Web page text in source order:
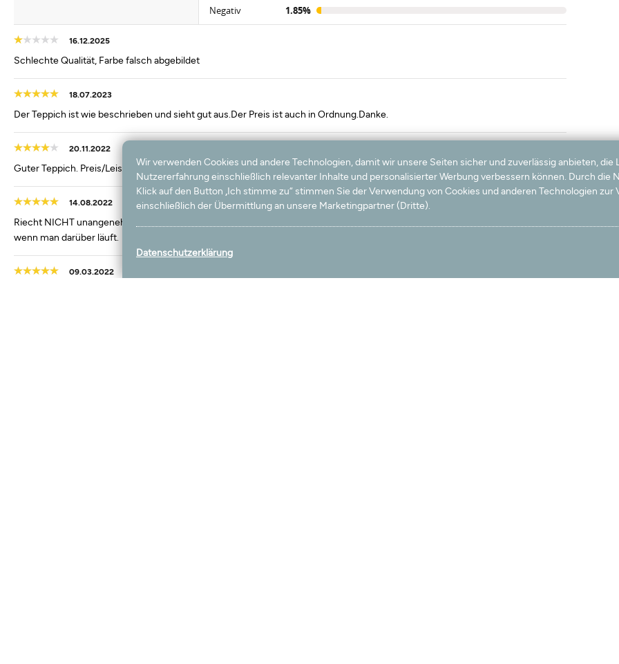
Negativ
1.85%
16.12.2025
Schlechte Qualität, Farbe falsch abgebildet
18.07.2023
Der Teppich ist wie beschrieben und sieht gut aus.Der Preis ist auch in Ordnung.Danke.
20.11.2022
Guter Teppich. Preis/Leistung stimmt!
14.08.2022
Riecht NICHT unangenehm chemisch; Farbe wirkt eher wie ein sehr schönes, helles Graubraun als ein Beige; fühlt sich toll an,
wenn man darüber läuft.
09.03.2022
Wir verwenden Cookies und andere Technologien, damit wir unsere Seiten sicher und zuverlässig anbieten, die
Nutzererfahrung einschließlich relevanter Inhalte und personalisierter Werbung verbessern können. Durch die
Klick auf den Button „Ich stimme zu“ stimmen Sie der Verwendung von Cookies und anderen Technologien zur
einschließlich der Übermittlung an unsere Marketingpartner (Dritte).
Datenschutzerklärung